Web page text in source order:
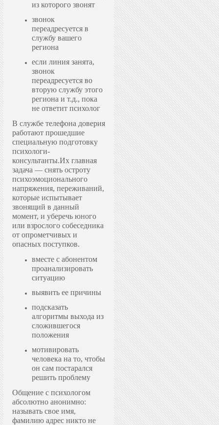
из которого звонят
звонок
переадресуется в
службу вашего
региона
если линия занята,
звонок
переадресуется во
вторую службу этого
региона и т.д., пока
не ответит психолог
В службе телефона доверия
работают прошедшие
специальную подготовку
психологи-
консультанты.Их главная
задача — снять остроту
психоэмоционального
напряжения, переживаний,
которые испытывает
звонящий в данный
момент, и уберечь юного
или взрослого собеседника
от опрометчивых и
опасных поступков.
вместе с абонентом
проанализировать
ситуацию
выявить ее причины
подсказать
алгоритмы выхода из
сложившегося
положения
мотивировать
человека на то, чтобы
он сам постарался
решить проблему
Общение с психологом
абсолютно анонимно:
называть свое имя,
фамилию адрес никто не